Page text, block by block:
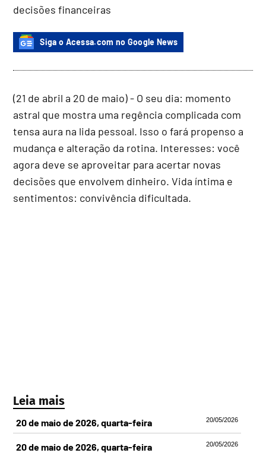
decisões financeiras
Siga o Acessa.com no Google News
(21 de abril a 20 de maio) - O seu dia: momento
astral que mostra uma regência complicada com
tensa aura na lida pessoal. Isso o fará propenso a
mudança e alteração da rotina. Interesses: você
agora deve se aproveitar para acertar novas
decisões que envolvem dinheiro. Vida íntima e
sentimentos: convivência dificultada.
Leia mais
20/05/2026
20 de maio de 2026, quarta-feira
20/05/2026
20 de maio de 2026, quarta-feira